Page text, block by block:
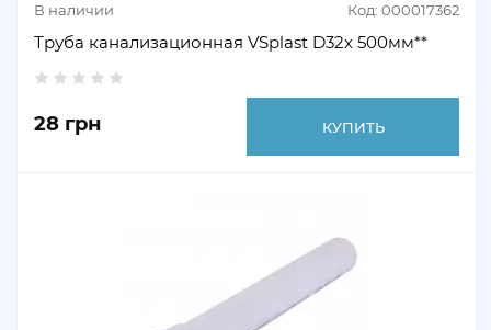
В наличии Код: 000017362
Труба канализационная VSplast D32х 500мм**
28 грн КУПИТЬ